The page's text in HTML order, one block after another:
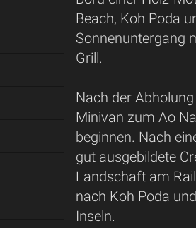
Beach, Koh Poda
Sonnenuntergang
Grill.
Nach der
Minivan zum Ao
beginnen. Nach
gut ausgebildete
Landschaft am
nach Koh Poda
Inseln.